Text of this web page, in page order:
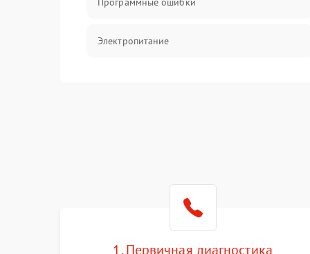
Электропитание
Температурные проблемы
Сбои коммуникаций и интерфейсов
1. Первичная диагностика